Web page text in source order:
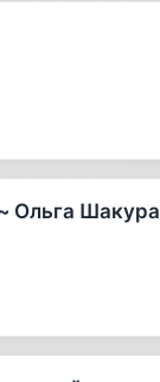
Ольга Шакура